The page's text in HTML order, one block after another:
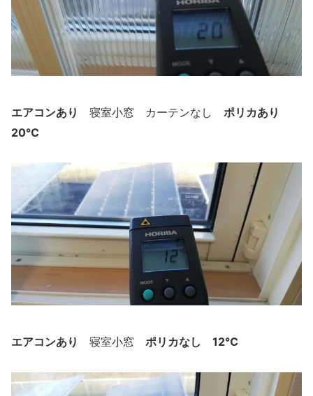
エアコンあり 寝室小窓 カーテンなし ポリカあり
20℃
エアコンあり 寝室小窓 ポリカなし 12℃